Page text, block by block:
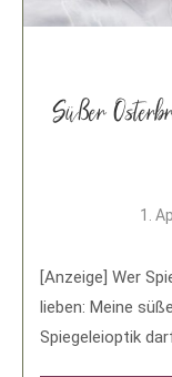
Süßer
1.
[Anzeige] Wer
lieben: Meine
Spiegeleioptik